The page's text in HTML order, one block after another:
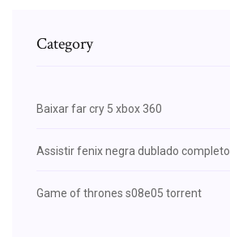
Category
Baixar far cry 5 xbox 360
Assistir fenix negra dublado completo
Game of thrones s08e05 torrent